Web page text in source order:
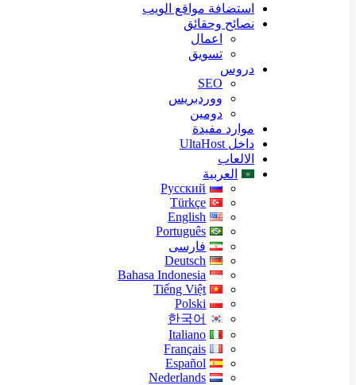
استضافة مواقع الويب
نصائح وحقائق
اعمال
تسويق
دروس
SEO
ووردبريس
دومين
موارد مفيدة
داخل UltaHost
الالعاب
العربية
Русский
Türkçe
English
Português
فارسی
Deutsch
Bahasa Indonesia
Tiếng Việt
Polski
한국어
Italiano
Français
Español
Nederlands